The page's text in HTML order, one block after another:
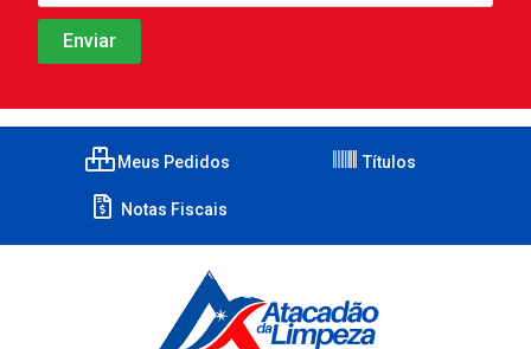
Meus Pedidos Títulos
Notas Fiscais